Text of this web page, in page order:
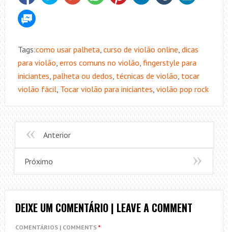
Tags:como usar palheta, curso de violão online, dicas
para violão, erros comuns no violão, fingerstyle para
iniciantes, palheta ou dedos, técnicas de violão, tocar
violão fácil, Tocar violão para iniciantes, violão pop rock
Anterior
Próximo
DEIXE UM COMENTÁRIO | LEAVE A COMMENT
COMENTÁRIOS | COMMENTS *